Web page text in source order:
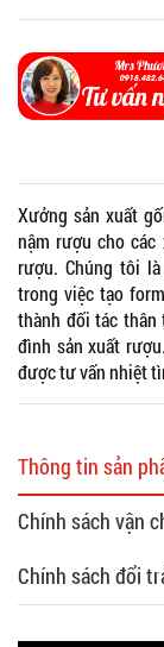
Xưởng sản xuất
nậm rượu cho
rượu. Chúng tôi
trong việc tạo
thành đối tác
đình sản xuất
được tư vấn nhiệt
Thông tin sản
Chính sách vận
Chính sách đổi